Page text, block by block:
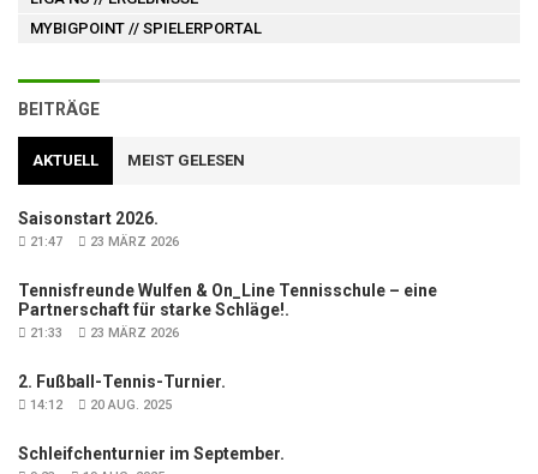
MYBIGPOINT // SPIELERPORTAL
BEITRÄGE
AKTUELL MEIST GELESEN
Saisonstart 2026.
21:47 23 MÄRZ 2026
Tennisfreunde Wulfen & On_Line Tennisschule – eine
Partnerschaft für starke Schläge!.
21:33 23 MÄRZ 2026
2. Fußball-Tennis-Turnier.
14:12 20 AUG. 2025
Schleifchenturnier im September.